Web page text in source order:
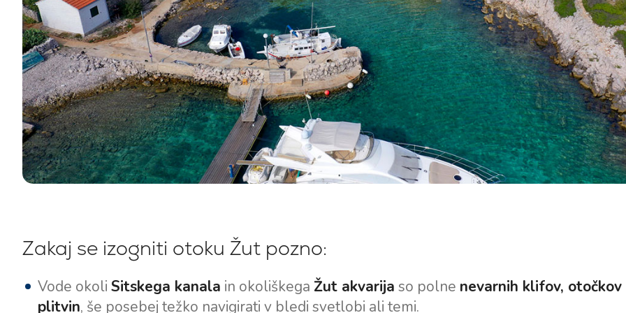
Zakaj se izogniti otoku Žut pozno:
Vode okoli Sitskega kanala in okoliškega Žut akvarija so polne nevarnih klifov, otočkov
plitvin, še posebej težko navigirati v bledi svetlobi ali temi.